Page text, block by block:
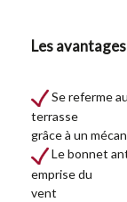
Les
Se referme
terrasse
grâce à un
Le bonnet
emprise du
vent